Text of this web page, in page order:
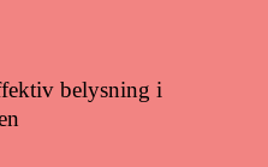
belysning i